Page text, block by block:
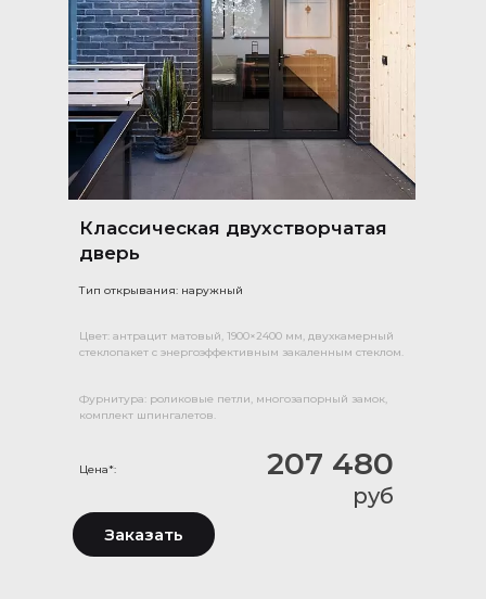
Классическая двухстворчатая
дверь
Тип открывания: наружный
Цена*:
Цвет: антрацит матовый, 1900×2400 мм, двухкамерный
стеклопакет с энергоэффективным закаленным стеклом.
Фурнитура: роликовые петли, многозапорный замок,
комплект шпингалетов.
207 480
руб
Заказать